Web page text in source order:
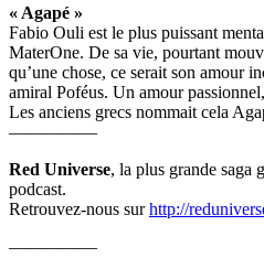
« Agapé »
Fabio Ouli est le plus puissant
MaterOne. De sa vie, pourtant
qu’une chose, ce serait son amour
amiral Poféus. Un amour
Les anciens grecs nommait cela
—————
Red Universe, la plus grande saga
podcast.
Retrouvez-nous surhttp://
—————